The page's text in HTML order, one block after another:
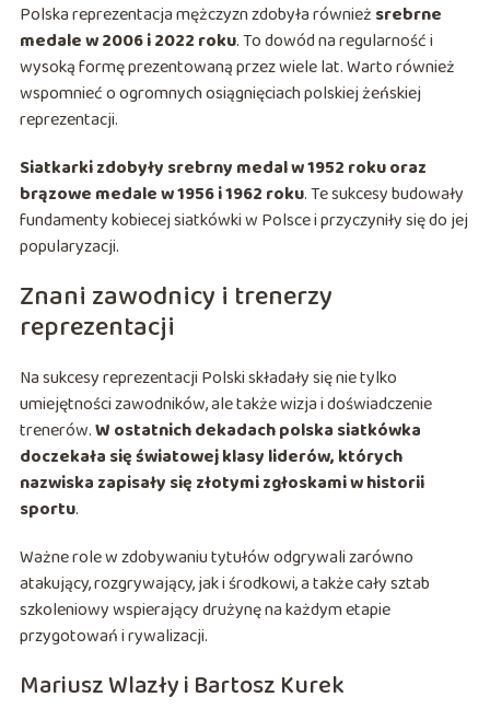
Polska reprezentacja mężczyzn zdobyła również srebrne
medale w 2006 i 2022 roku. To dowód na regularność i
wysoką formę prezentowaną przez wiele lat. Warto również
wspomnieć o ogromnych osiągnięciach polskiej żeńskiej
reprezentacji.
Siatkarki zdobyły srebrny medal w 1952 roku oraz
brązowe medale w 1956 i 1962 roku. Te sukcesy budowały
fundamenty kobiecej siatkówki w Polsce i przyczyniły się do jej
popularyzacji.
Znani zawodnicy i trenerzy
reprezentacji
Na sukcesy reprezentacji Polski składały się nie tylko
umiejętności zawodników, ale także wizja i doświadczenie
trenerów.W ostatnich dekadach polska siatkówka
doczekała się światowej klasy liderów, których
nazwiska zapisały się złotymi zgłoskami w historii
sportu.
Ważne role w zdobywaniu tytułów odgrywali zarówno
atakujący, rozgrywający, jak i środkowi, a także cały sztab
szkoleniowy wspierający drużynę na każdym etapie
przygotowań i rywalizacji.
Mariusz Wlazły i Bartosz Kurek